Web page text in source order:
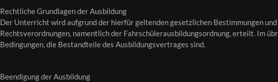
Rechtliche Grundlagen der Ausbildung
Der Unterricht wird aufgrund der hierfür geltenden gesetzlichen Bestimmungen
Rechtsverordnungen, namentlich der Fahrschülerausbildungsordnung, erteilt. Im
Bedingungen, die Bestandteile des Ausbildungsvertrages sind.
Beendigung der Ausbildung